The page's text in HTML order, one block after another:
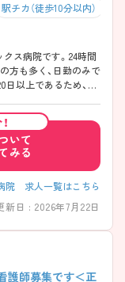
駅チカ（徒歩10分以内）
ス病院です。24時間
方も多く、日勤のみで
以上であるため、家
いて
みる
院 求人一覧はこちら
新日 : 2026年7月22日
護師募集です＜正